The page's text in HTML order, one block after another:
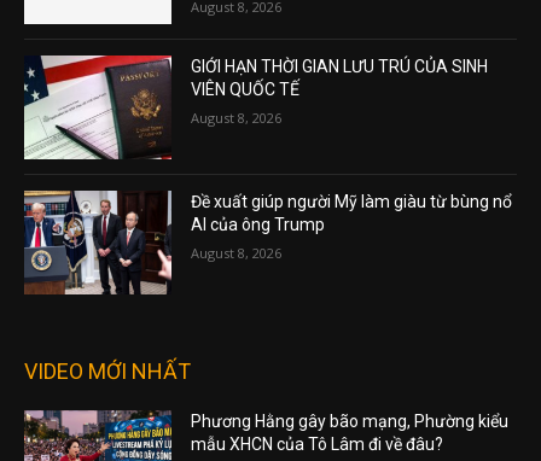
August 8, 2026
GIỚI HẠN THỜI GIAN LƯU TRÚ CỦA SINH
VIÊN QUỐC TẾ
August 8, 2026
Đề xuất giúp người Mỹ làm giàu từ bùng nổ
AI của ông Trump
August 8, 2026
VIDEO MỚI NHẤT
Phương Hằng gây bão mạng, Phường kiểu
mẫu XHCN của Tô Lâm đi về đâu?